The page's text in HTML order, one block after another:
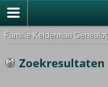
Familie Kelderman
Zoekresultaten